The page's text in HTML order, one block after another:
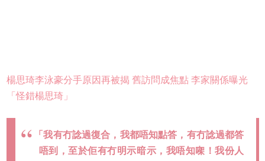
楊思琦李泳豪分手原因再被揭 舊訪問成焦點 李家關係曝光
「怪錯楊思琦」
「我有冇諗過復合，我都唔知點答，有冇諗過都答
唔到，至於佢有冇明示暗示，我唔知㗎！我份人